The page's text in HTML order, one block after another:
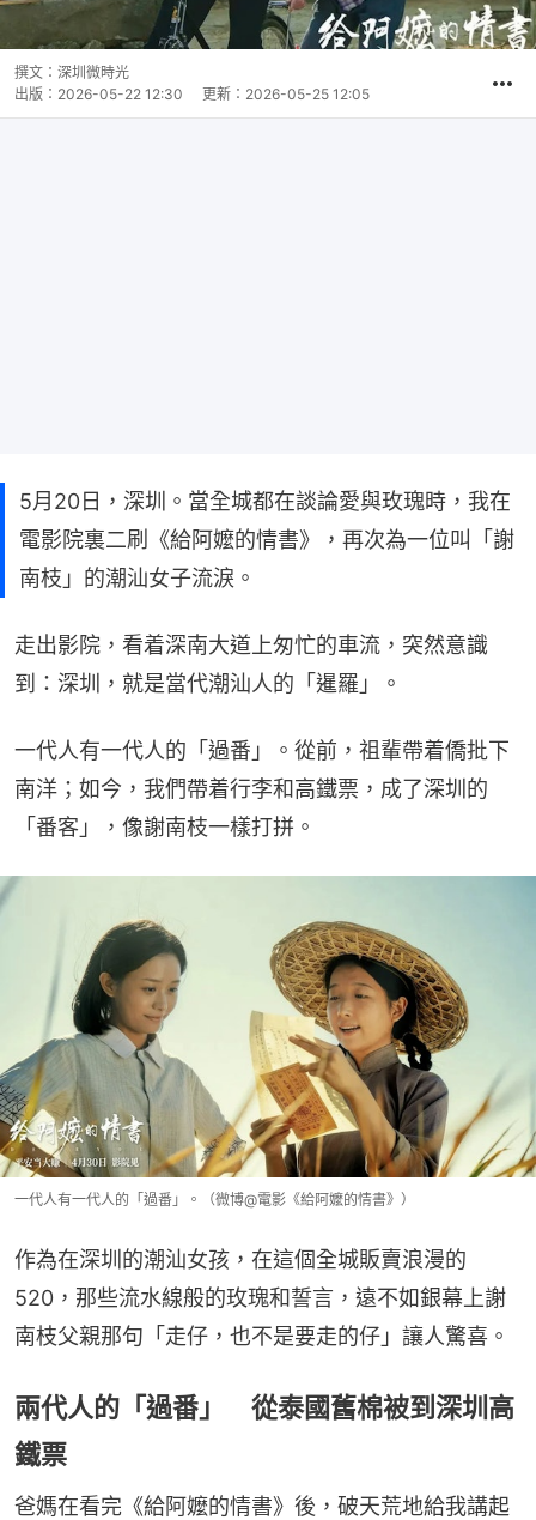
撰文： 深圳微時光
出版： 2026-05-22 12:30 更新： 2026-05-25 12:05
5月20日，深圳。當全城都在談論愛與玫瑰時，我在
電影院裏二刷《給阿嬤的情書》，再次為一位叫「謝
南枝」的潮汕女子流淚。
走出影院，看着深南大道上匆忙的車流，突然意識
到：深圳，就是當代潮汕人的「暹羅」。
一代人有一代人的「過番」。從前，祖輩帶着僑批下
南洋；如今，我們帶着行李和高鐵票，成了深圳的
「番客」，像謝南枝一樣打拼。
一代人有一代人的「過番」。（微博@電影《給阿嬤的情書》）
作為在深圳的潮汕女孩，在這個全城販賣浪漫的
520，那些流水線般的玫瑰和誓言，遠不如銀幕上謝
南枝父親那句「走仔，也不是要走的仔」讓人驚喜。
兩代人的「過番」 從泰國舊棉被到深圳高
鐵票
爸媽在看完《給阿嬤的情書》後，破天荒地給我講起